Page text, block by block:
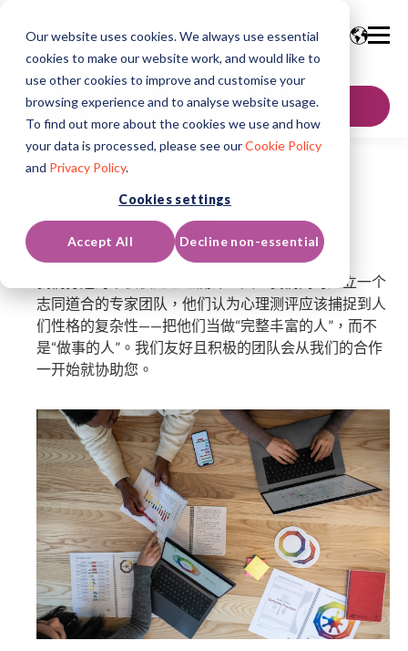
Our website uses cookies. We always use essential
cookies to make our website work, and would like to
use other cookies to improve and customise your
browsing experience and to analyse website usage.
To find out more about the cookies we use and how
your data is processed, please see ourCookie Policy
and Privacy Policy.
Cookies settings
Accept All Decline non-essential
聯絡我們
我們的承諾
我们打造的不仅仅是心理测评工具，我们同时建立一个
志同道合的专家团队，他们认为心理测评应该捕捉到人
们性格的复杂性——把他们当做“完整丰富的人”，而不
是“做事的人”。我们友好且积极的团队会从我们的合作
一开始就协助您。